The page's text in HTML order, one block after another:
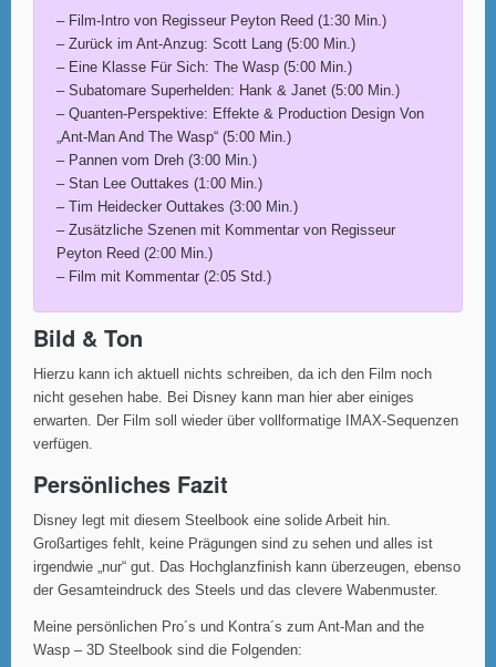
– Film-Intro von Regisseur Peyton Reed (1:30 Min.)
– Zurück im Ant-Anzug: Scott Lang (5:00 Min.)
– Eine Klasse Für Sich: The Wasp (5:00 Min.)
– Subatomare Superhelden: Hank & Janet (5:00 Min.)
– Quanten-Perspektive: Effekte & Production Design Von
„Ant-Man And The Wasp“ (5:00 Min.)
– Pannen vom Dreh (3:00 Min.)
– Stan Lee Outtakes (1:00 Min.)
– Tim Heidecker Outtakes (3:00 Min.)
– Zusätzliche Szenen mit Kommentar von Regisseur
Peyton Reed (2:00 Min.)
– Film mit Kommentar (2:05 Std.)
Bild & Ton
Hierzu kann ich aktuell nichts schreiben, da ich den Film noch
nicht gesehen habe. Bei Disney kann man hier aber einiges
erwarten. Der Film soll wieder über vollformatige IMAX-Sequenzen
verfügen.
Persönliches Fazit
Disney legt mit diesem Steelbook eine solide Arbeit hin.
Großartiges fehlt, keine Prägungen sind zu sehen und alles ist
irgendwie „nur“ gut. Das Hochglanzfinish kann überzeugen, ebenso
der Gesamteindruck des Steels und das clevere Wabenmuster.
Meine persönlichen Pro´s und Kontra´s zum Ant-Man and the
Wasp – 3D Steelbook sind die Folgenden: